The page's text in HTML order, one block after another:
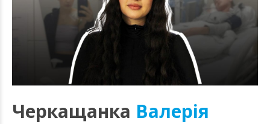
Черкащанка Валерія